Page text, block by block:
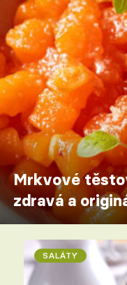
Mrkvové
zdravá a
SALÁTY